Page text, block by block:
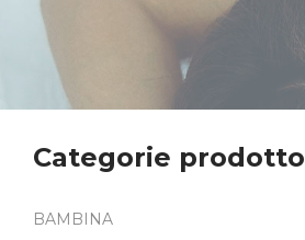
Categorie prodotto
BAMBINA